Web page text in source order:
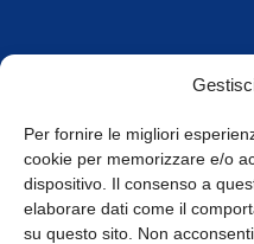
Per fornire le migliori
cookie per memorizzare e/o
dispositivo. Il consenso a
elaborare dati come il
su questo sito. Non
Orari
8.30-